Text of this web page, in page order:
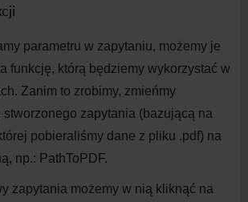
parametru w zapytaniu, możemy je
funkcję, którą będziemy wykorzystać w
Zanim to zrobimy, zmieńmy
zapytania (bazującą na
pobieraliśmy dane z pliku .pdf) na
np.: PathToPDF.
zapytania możemy w nią kliknąć na